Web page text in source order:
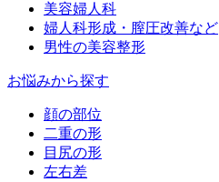
美容婦人科
婦人科形成・膣圧改善など
男性の美容整形
お悩みから探す
顔の部位
二重の形
目尻の形
左右差